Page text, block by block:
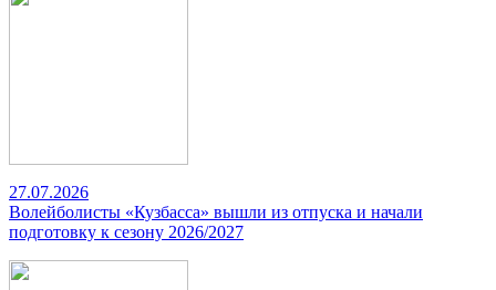
27.07.2026
Волейболисты «Кузбасса» вышли из отпуска и начали
подготовку к сезону 2026/2027